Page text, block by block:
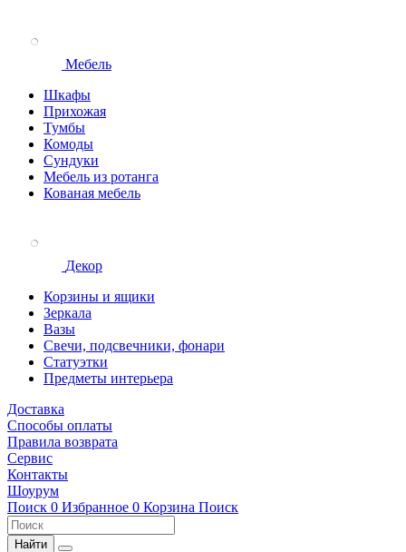
Мебель
Шкафы
Прихожая
Тумбы
Комоды
Сундуки
Мебель из ротанга
Кованая мебель
Декор
Корзины и ящики
Зеркала
Вазы
Свечи, подсвечники, фонари
Статуэтки
Предметы интерьера
Доставка
Способы оплаты
Правила возврата
Сервис
Контакты
Шоурум
Поиск 0 Избранное 0 Корзина Поиск
Найти